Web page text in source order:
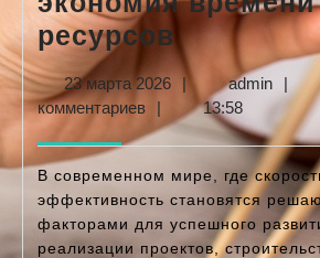
ресурсов
зданий:
экономия
времени
и
ресурсов
23 марта 202623
марта
2026
| adminadmin
|
комментариев
| 13:58
В современном мире, где
эффективность становятся
факторами для успешного
реализации проектов,